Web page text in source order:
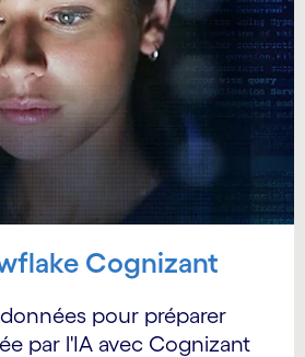
Cognizant
pour préparer
par l'IA avec Cognizant